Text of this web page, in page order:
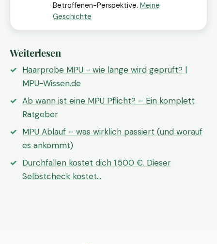
Betroffenen-Perspektive. Meine
Geschichte
Weiterlesen
Haarprobe MPU - wie lange wird geprüft? |
MPU-Wissen.de
Ab wann ist eine MPU Pflicht? – Ein komplett
Ratgeber
MPU Ablauf – was wirklich passiert (und worauf
es ankommt)
Durchfallen kostet dich 1.500 €. Dieser
Selbstcheck kostet…